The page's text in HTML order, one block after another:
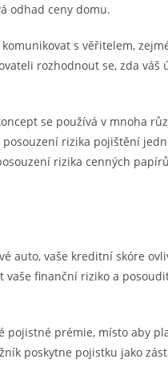
odhad ceny domu.
s věřitelem,
rozhodnout se, zda váš
se používá v mnoha
rizika pojištění
rizika cenných
auto, vaše kreditní skóre
finanční riziko a
pojistné prémie, místo aby
poskytne pojistku jako